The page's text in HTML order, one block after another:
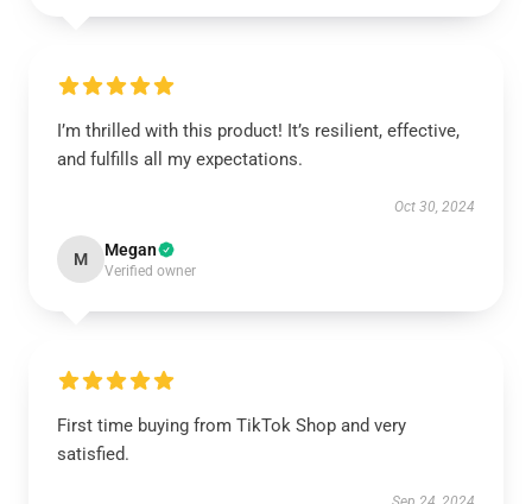
I’m thrilled with this product! It’s resilient, effective,
and fulfills all my expectations.
Oct 30, 2024
M Megan
Verified owner
First time buying from TikTok Shop and very
satisfied.